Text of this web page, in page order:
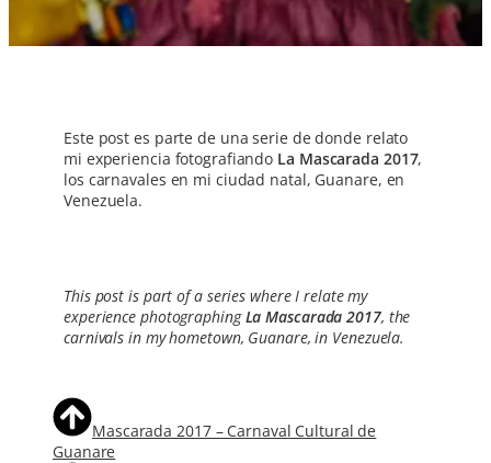
Este post es parte de una serie de donde relato
mi experiencia fotografiando La Mascarada 2017,
los carnavales en mi ciudad natal, Guanare, en
Venezuela.
This post is part of a series where I relate my
experience photographingLa Mascarada 2017, the
carnivals in my hometown, Guanare, in Venezuela.
Mascarada 2017 – Carnaval Cultural de
Guanare